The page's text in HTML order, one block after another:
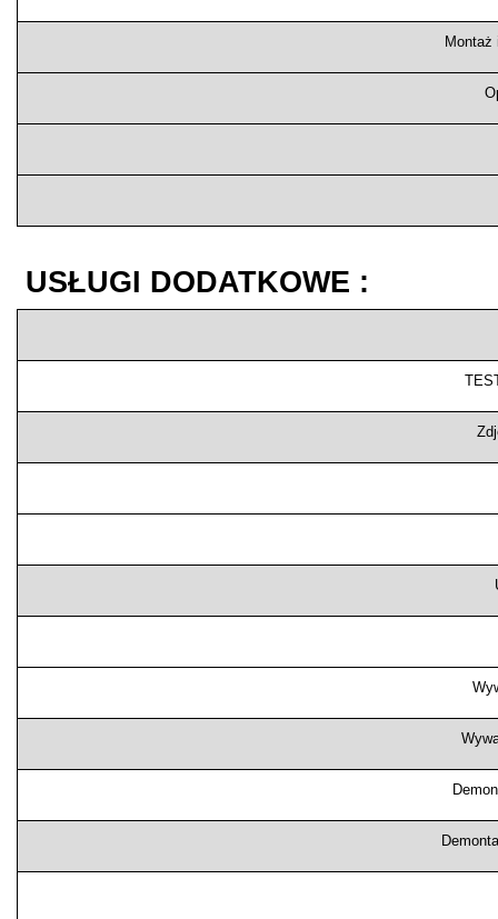
Montaż
USŁUGI DODATKOWE :